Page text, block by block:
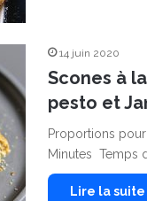
14 juin 2020
Scones à
pesto et
Proportions
Minutes Temps
Lire la suite